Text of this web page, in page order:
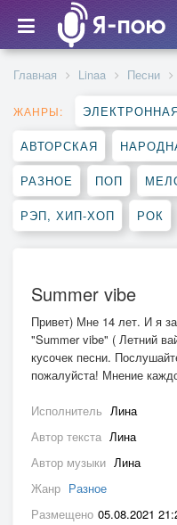
Главная Linaa Песни
ЖАНРЫ:
АВТОРСКАЯ
РАЗНОЕ ПОП
РЭП, ХИП-ХОП РОК
Summer vibe
Привет) Мне 14 лет. И я
"Summer vibe" ( Летний
кусочек песни.
пожалуйста! Мнение
Исполнитель Лина
Автор текста Лина
Автор музыки Лина
Жанр Разное
Размещено 05.08.2021